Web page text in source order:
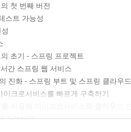
첫 번째 버전
스트 가능성
의 초기 - 스프링 프로젝트
간 스프링 웹 서비스
진화 - 스프링 부트 및 스프링 클라우드
이크로서비스를 빠르게 구축하기
습해보면